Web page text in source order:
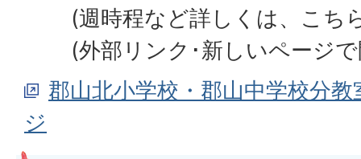
(週時程など詳しくは、こち
(外部リンク･新しいページ
郡山北小学校・郡山中学校分
ジ